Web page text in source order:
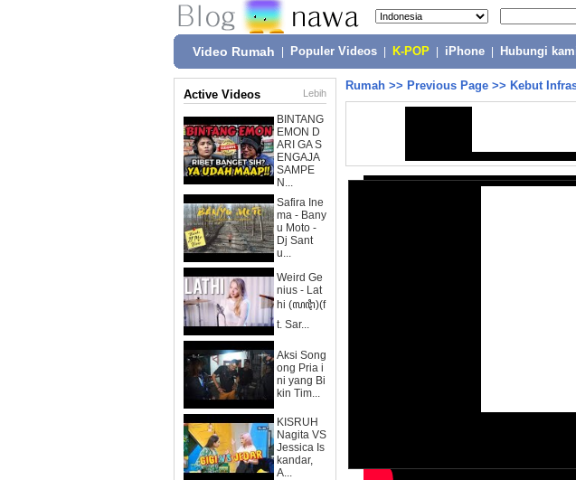
Video Rumah Populer Videos K-POP iPhone Hubungi
Active Videos Lebih
BINTANG
EMON D
ARI GA S
ENGAJA
SAMPE
N...
Safira Ine
ma - Bany
u Moto -
Dj Sant
u...
Weird Ge
nius - Lat
hi (ꦭꦛꦶ)(f
t. Sar...
Aksi Song
ong Pria i
ni yang Bi
kin Tim...
KISRUH
Nagita VS
Jessica Is
kandar,
A...
Rumah >> Previous Page >> Kebut